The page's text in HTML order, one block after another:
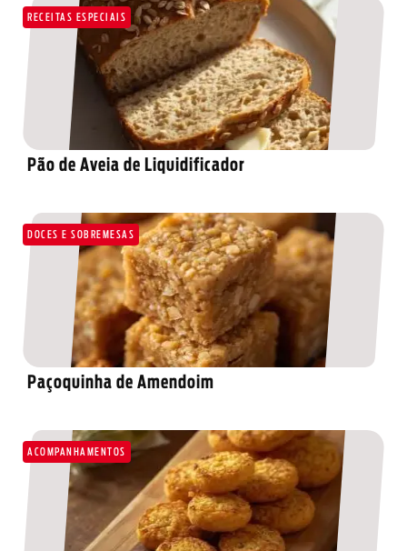
RECEITAS ESPECIAIS
Pão de Aveia de Liquidificador
DOCES E SOBREMESAS
Paçoquinha de Amendoim
ACOMPANHAMENTOS